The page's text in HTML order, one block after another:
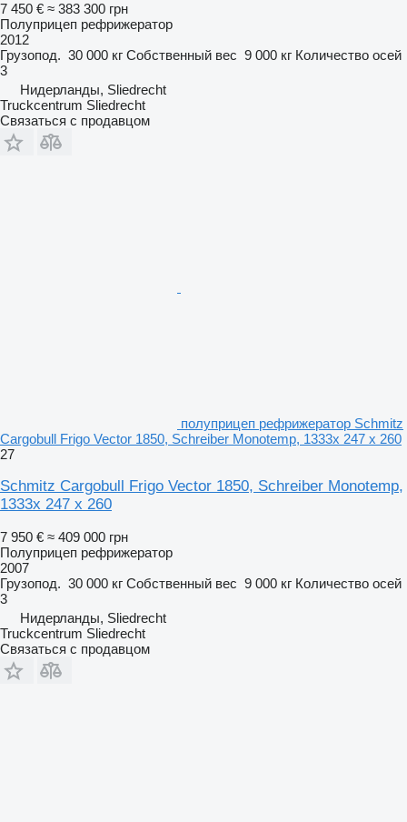
7 450 € ≈ 383 300 грн
Полуприцеп рефрижератор
2012
Грузопод. 30 000 кг Собственный вес 9 000 кг Количество осей
3
Нидерланды, Sliedrecht
Truckcentrum Sliedrecht
Связаться с продавцом
полуприцеп рефрижератор Schmitz
Cargobull Frigo Vector 1850, Schreiber Monotemp, 1333x 247 x 260
27
Schmitz Cargobull Frigo Vector 1850, Schreiber Monotemp,
1333x 247 x 260
7 950 € ≈ 409 000 грн
Полуприцеп рефрижератор
2007
Грузопод. 30 000 кг Собственный вес 9 000 кг Количество осей
3
Нидерланды, Sliedrecht
Truckcentrum Sliedrecht
Связаться с продавцом